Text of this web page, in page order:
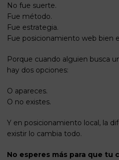
No fue suerte.
Fue método.
Fue estrategia.
Fue posicionamiento web bien
Porque cuando alguien busca
hay dos opciones:
O apareces.
O no existes.
Y en posicionamiento local, la
existir lo cambia todo.
No esperes más para que tu